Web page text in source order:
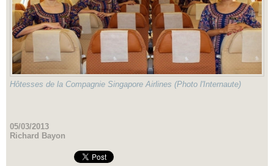
Hôtesses de la Compagnie Singapore Airlines (Photo l'Internaute)
05/03/2013
Richard Bayon